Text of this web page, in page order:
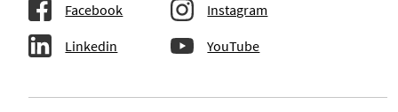
Facebook Instagram
Linkedin YouTube